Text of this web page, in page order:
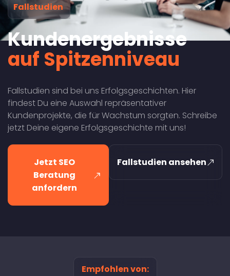
Fallstudien
Kundenergeb­nisse
auf Spitzenniveau
Fallstudien sind bei uns Erfolgsgeschichten. Hier
findest Du eine Auswahl repräsentativer
Kundenprojekte, die für Wachstum sorgten. Schreibe
jetzt Deine eigene Erfolgsgeschichte mit uns!
Jetzt SEO
Beratung
anfordern
Fallstudien ansehen
Empfohlen von: